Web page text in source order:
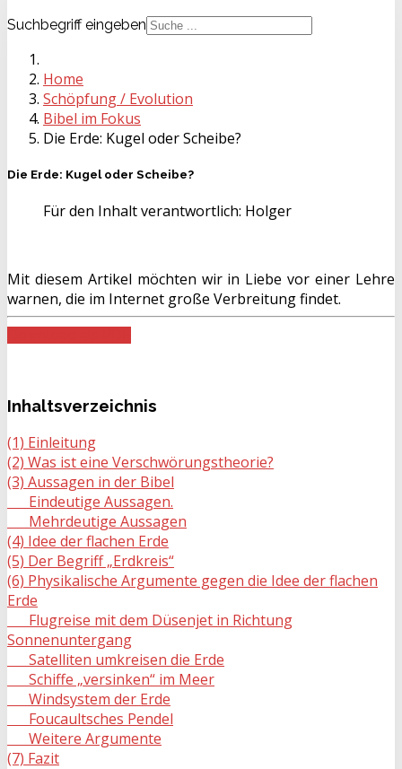
Suchbegriff eingeben
Home
Schöpfung / Evolution
Bibel im Fokus
Die Erde: Kugel oder Scheibe?
Die Erde: Kugel oder Scheibe?
Für den Inhalt verantwortlich: Holger
Mit diesem Artikel möchten wir in Liebe vor einer Lehre
warnen, die im Internet große Verbreitung findet.
Inhaltsverzeichnis
(1) Einleitung
(2) Was ist eine Verschwörungstheorie?
(3) Aussagen in der Bibel
Eindeutige Aussagen.
Mehrdeutige Aussagen
(4) Idee der flachen Erde
(5) Der Begriff „Erdkreis“
(6) Physikalische Argumente gegen die Idee der flachen
Erde
Flugreise mit dem Düsenjet in Richtung
Sonnenuntergang
Satelliten umkreisen die Erde
Schiffe „versinken“ im Meer
Windsystem der Erde
Foucaultsches Pendel
Weitere Argumente
(7) Fazit